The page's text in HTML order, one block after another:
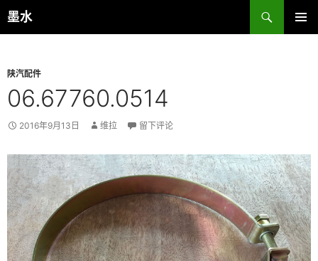
跳
至
墨水
搜
索
陕汽配件
06.67760.0514
2016年9月13日 维拉 留下评论